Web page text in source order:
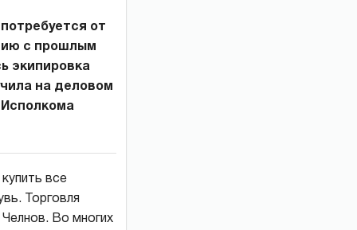
от
с прошлым
экипировка
на деловом
Исполкома
все
Торговля
Во многих